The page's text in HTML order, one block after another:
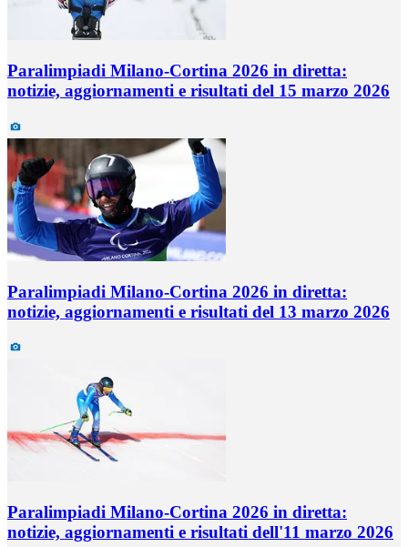
Paralimpiadi Milano-Cortina 2026 in diretta:
notizie, aggiornamenti e risultati del 15 marzo 2026
Paralimpiadi Milano-Cortina 2026 in diretta:
notizie, aggiornamenti e risultati del 13 marzo 2026
Paralimpiadi Milano-Cortina 2026 in diretta:
notizie, aggiornamenti e risultati dell'11 marzo 2026